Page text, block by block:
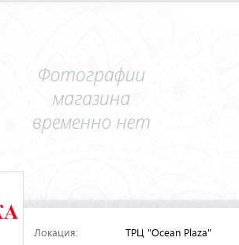
Локация:
ТРЦ "Ocean Plaza"